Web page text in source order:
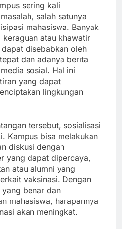
sering kali
salah satunya
mahasiswa. Banyak
keraguan atau khawatir
disebabkan oleh
dan adanya berita
sosial. Hal ini
yang dapat
lingkungan
tersebut, sosialisasi
Kampus bisa melakukan
diskusi dengan
yang dapat dipercaya,
atau alumni yang
vaksinasi. Dengan
benar dan
mahasiswa, harapannya
akan meningkat.